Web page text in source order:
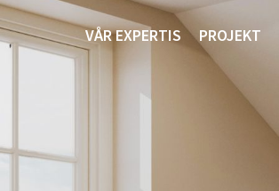
VÅR EXPERTIS PROJEKT